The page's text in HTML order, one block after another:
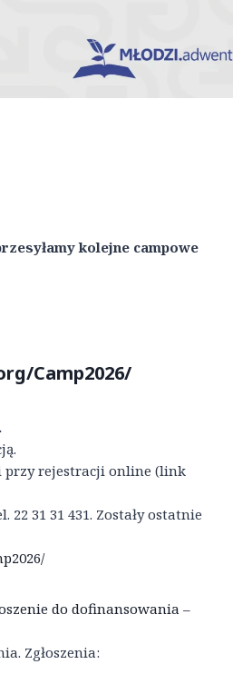
kolejne campowe
Camp2026/
przy rejestracji online (link
22 31 31 431. Zostały ostatnie
do dofinansowania –
Zgłoszenia: